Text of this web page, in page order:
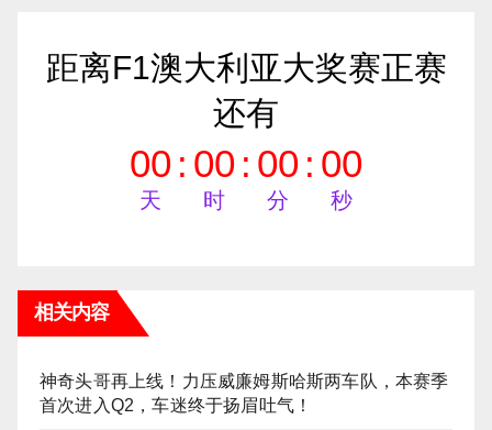
距离F1澳大利亚大奖赛正赛
还有
00
天
: 00
时
: 00
分
: 00
秒
相关内容
神奇头哥再上线！力压威廉姆斯哈斯两车队，本赛季
首次进入Q2，车迷终于扬眉吐气！